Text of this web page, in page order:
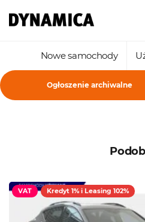
Nowe samochody
Ogłoszenie archiwalne
VAT Kredyt 1% i Leasing 102%